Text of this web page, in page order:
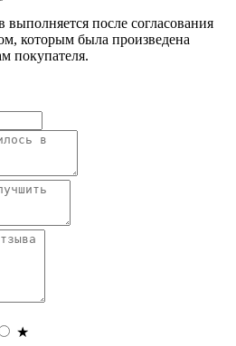
после согласования
которым была произведена
покупателя.
★